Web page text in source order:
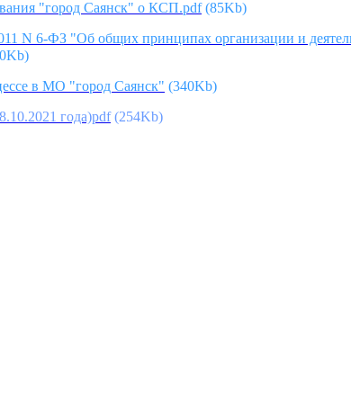
"город Саянск" о КСП.pdf(85Kb)
N 6-ФЗ "Об общих принципах организации и
в МО "город Саянск" (340Kb)
года)pdf(254Kb)